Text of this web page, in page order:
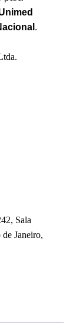
.
Sala
Janeiro,